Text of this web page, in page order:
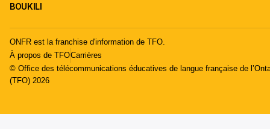
BOUKILI
ONFR est la franchise d'information de TFO.
À propos de TFOCarrières
© Office des télécommunications éducatives de langue française de
(TFO) 2026